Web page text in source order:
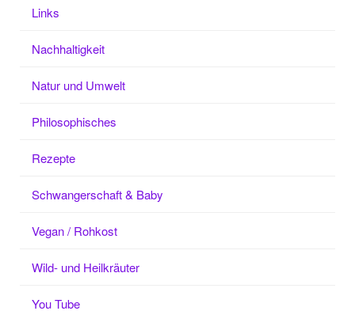
Links
Nachhaltigkeit
Natur und Umwelt
Philosophisches
Rezepte
Schwangerschaft & Baby
Vegan / Rohkost
Wild- und Heilkräuter
You Tube